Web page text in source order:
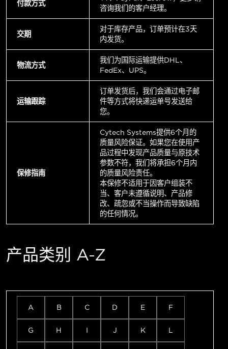
付款方式
咨询我们的客户经理。
交期
对于库存产品，订单预计在3天
内发货。
物流方式
我们为国际运输提供DHL、
FedEx、UPS。
运输跟踪
订单发货后，我们会通过电子邮
件等方式将快递运单号发送给
您。
保修指南
Cytech Systems提供6个月的
质量风险保证。如果您在使用产
品过程中发现产品质量与原技术
参数不符，我们将承担6个月内
的质量风险责任。
本保修不适用于因客户组装不
当、客户未遵循说明、产品修
改、疏忽或不当操作而导致缺陷
的任何情况。
产品类别 A-Z
A B C D E F
G H I J K L